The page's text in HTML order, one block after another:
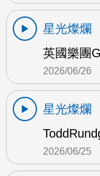
星光燦爛
英國樂團
2026/06/26
星光燦爛
2026/06/25